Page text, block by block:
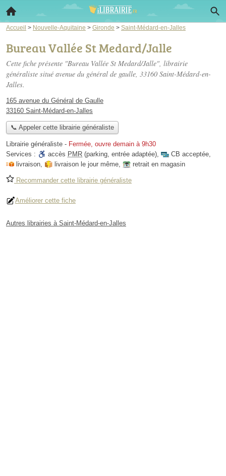
Accueil > Nouvelle-Aquitaine > Gironde > Saint-Médard-en-Jalles
Bureau Vallée St Medard/Jalle
Cette fiche présente "Bureau Vallée St Medard/Jalle", librairie
généraliste situé avenue du général de gaulle, 33160 Saint-Médard-en-
Jalles.
165 avenue du Général de Gaulle
33160 Saint-Médard-en-Jalles
📞 Appeler cette librairie généraliste
Librairie généraliste - Fermée, ouvre demain à 9h30
Services :
accès PMR (parking, entrée adaptée), CB acceptée,
livraison, livraison le jour même, retrait en magasin
Recommander cette librairie généraliste
Améliorer cette fiche
Autres librairies à Saint-Médard-en-Jalles